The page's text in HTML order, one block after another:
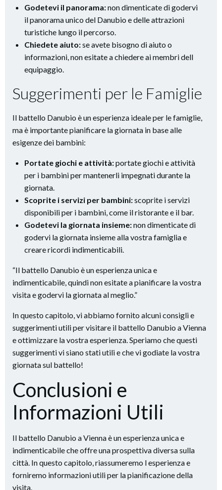
Godetevi il panorama:non dimenticate di godervi
il panorama unico del Danubio e delle attrazioni
turistiche lungo il percorso.
Chiedete aiuto:se avete bisogno di aiuto o
informazioni, non esitate a chiedere ai membri dell
equipaggio.
Suggerimenti per le Famiglie
Il battello Danubio è un esperienza ideale per le famiglie,
ma è importante pianificare la giornata in base alle
esigenze dei bambini:
Portate giochi e attività:portate giochi e attività
per i bambini per mantenerli impegnati durante la
giornata.
Scoprite i servizi per bambini:scoprite i servizi
disponibili per i bambini, come il ristorante e il bar.
Godetevi la giornata insieme:non dimenticate di
godervi la giornata insieme alla vostra famiglia e
creare ricordi indimenticabili.
“Il battello Danubio è un esperienza unica e
indimenticabile, quindi non esitate a pianificare la vostra
visita e godervi la giornata al meglio.”
In questo capitolo, vi abbiamo fornito alcuni consigli e
suggerimenti utili per visitare il battello Danubio a Vienna
e ottimizzare la vostra esperienza. Speriamo che questi
suggerimenti vi siano stati utili e che vi godiate la vostra
giornata sul battello!
Conclusioni e
Informazioni Utili
Il battello Danubio a Vienna è un esperienza unica e
indimenticabile che offre una prospettiva diversa sulla
città. In questo capitolo, riassumeremo l esperienza e
forniremo informazioni utili per la pianificazione della
visita.